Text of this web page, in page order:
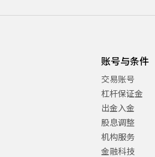
账号与条件
交易账号
杠杆保证金
出金入金
股息调整
机构服务
金融科技